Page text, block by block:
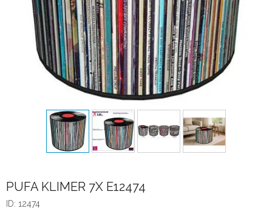
PUFA KLIMER 7X E12474
ID: 12474